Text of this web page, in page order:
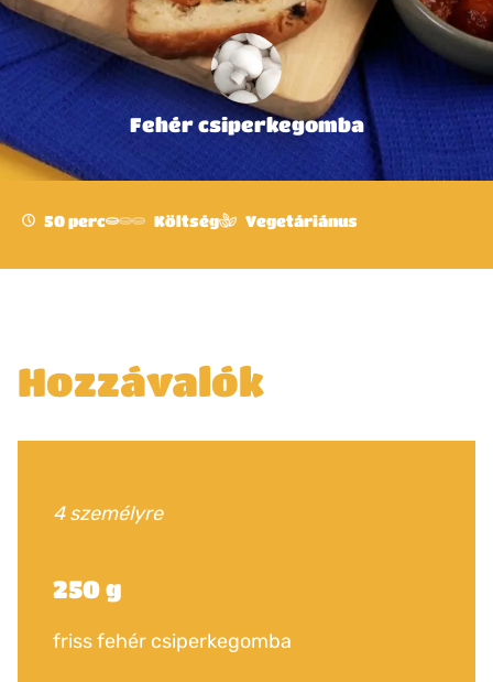
Fehér csiperkegomba
50 perc Költség Vegetáriánus
Hozzávalók
4 személyre
250 g
friss fehér csiperkegomba